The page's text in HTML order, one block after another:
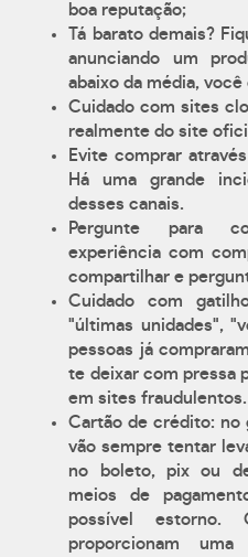
boa reputação;
Tá barato demais?
anunciando um
abaixo da média,
Cuidado com sites
realmente do site
Evite comprar
Há uma grande
desses canais.
Pergunte para
experiência com
compartilhar e
Cuidado com
"últimas unidades",
pessoas já
te deixar com pressa
em sites fraudulentos.
Cartão de crédito: no
vão sempre tentar
no boleto, pix ou
meios de
possível
proporcionam